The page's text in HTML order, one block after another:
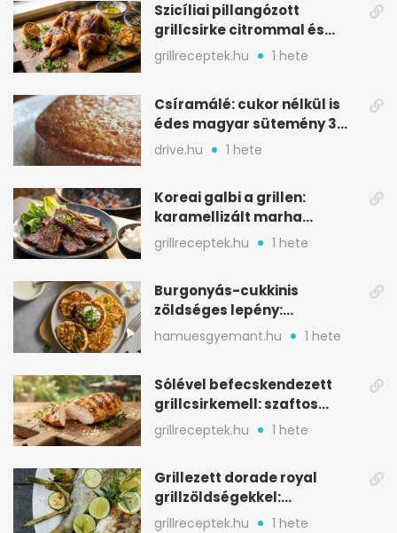
Szicíliai pillangózott
grillcsirke citrommal és
oregánóval
grillreceptek.hu 1 hete
Csíramálé: cukor nélkül is
édes magyar sütemény 3
alapanyagból
drive.hu 1 hete
Koreai galbi a grillen:
karamellizált marha
rövidborda gyorsan
grillreceptek.hu 1 hete
Burgonyás-cukkinis
zöldséges lepény:
aranybarna, szaftos, hús
nélkül is
hamuesgyemant.hu 1 hete
Sólével befecskendezett
grillcsirkemell: szaftos
marad, nem szárad ki
grillreceptek.hu 1 hete
Grillezett dorade royal
grillzöldségekkel:
mediterrán ízek a rostélyról
grillreceptek.hu 1 hete